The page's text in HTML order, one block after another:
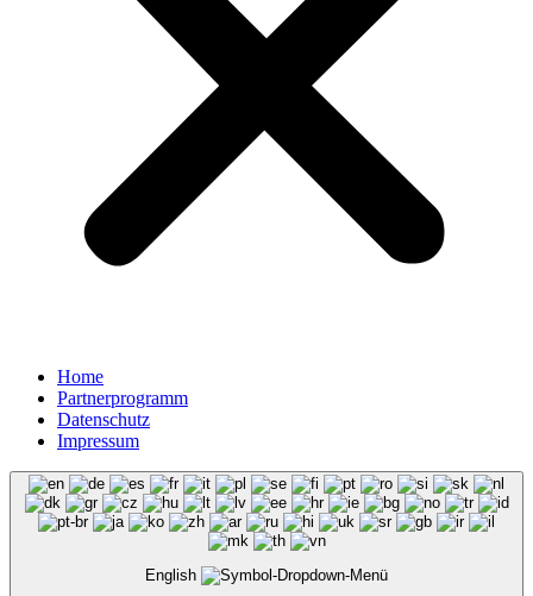
Home
Partnerprogramm
Datenschutz
Impressum
English